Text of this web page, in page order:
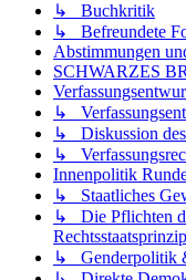
↳ Buchkritik
↳ Befreundete
Abstimmungen
SCHWARZES
↳
↳ Diskussion des
↳
Innenpolitik
↳ Staatliches
↳ Die Pflichten
↳ Genderpolitik